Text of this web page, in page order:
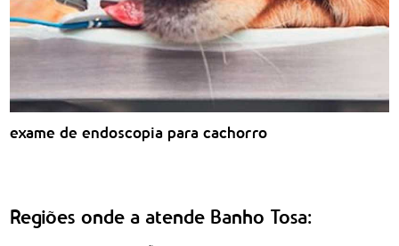
exame de endoscopia para cachorro
Regiões onde a atende Banho Tosa: